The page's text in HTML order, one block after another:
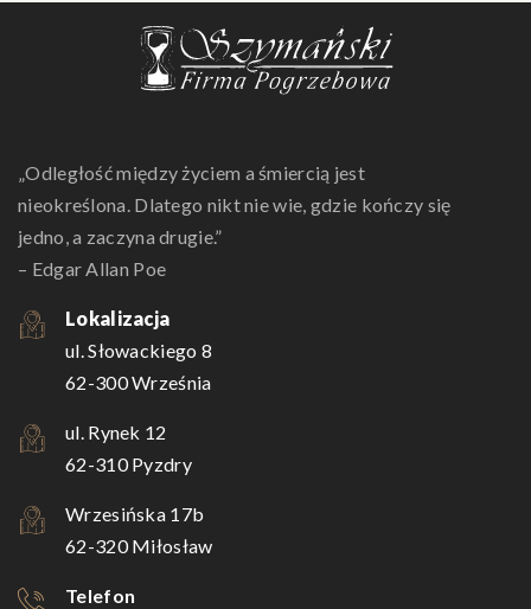
„Odległość między życiem a śmiercią jest
nieokreślona. Dlatego nikt nie wie, gdzie kończy się
jedno, a zaczyna drugie.”
– Edgar Allan Poe
Lokalizacja
ul. Słowackiego 8
62-300 Września
ul. Rynek 12
62-310 Pyzdry
Wrzesińska 17b
62-320 Miłosław
Telefon